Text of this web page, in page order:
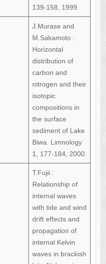
139-158, 1999.
J.Murase and
M.Sakamoto :
Horizontal
distribution of
carbon and
nitrogen and their
isotopic
compositions in
the surface
sediment of Lake
Biwa. Limnology
1, 177-184, 2000.
T.Fujii :
Relationship of
internal waves
with tide and wind
drift effects and
propagation of
internal Kelvin
waves in brackish